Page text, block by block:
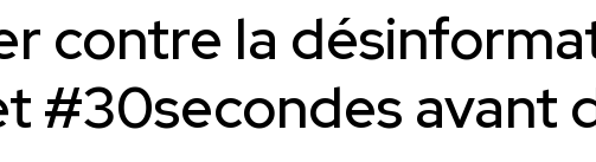
contre la
#30secondes avant